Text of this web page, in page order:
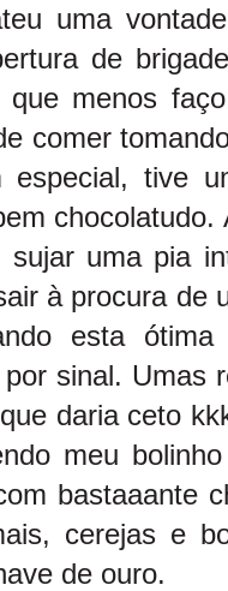
uma
de
menos
comer
especial, tive
sujar uma pia
à procura de
esta
sinal. Umas
daria ceto
meu
bastaaante
cerejas e
de ouro.